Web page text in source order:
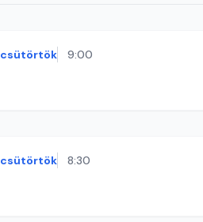
csütörtök 9:00
csütörtök 8:30